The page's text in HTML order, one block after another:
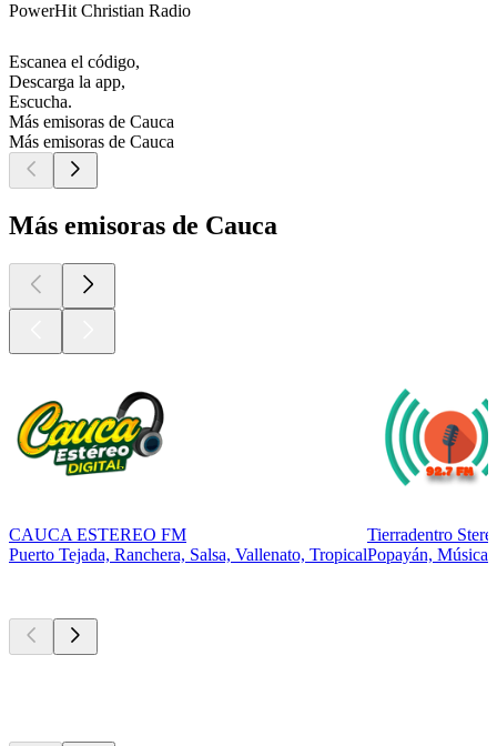
PowerHit Christian Radio
Escanea el código,
Descarga la app,
Escucha.
Más emisoras de Cauca
Más emisoras de Cauca
Más emisoras de Cauca
CAUCA ESTEREO FM
Puerto Tejada, Ranchera, Salsa, Vallenato, Tropical
Tierradentro
Popayán, Música